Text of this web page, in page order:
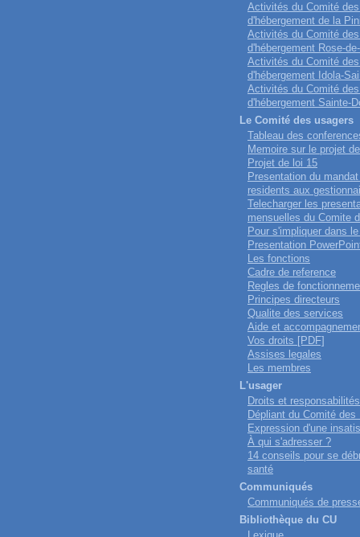
Activités du Comité
d'hébergement de la
Activités du Comité
d'hébergement Rose-
Activités du Comité
d'hébergement Idola-
Activités du Comité
d'hébergement Sainte-
Le Comité des usagers
Tableau des
Memoire sur le projet
Projet de loi 15
Presentation du
residents aux
Telecharger les
mensuelles du Comite
Pour s'impliquer dans
Presentation
Les fonctions
Cadre de reference
Regles de
Principes directeurs
Qualite des services
Aide et
Vos droits [PDF]
Assises legales
Les membres
L'usager
Droits et responsabilités
Dépliant du Comité
Expression d'une
À qui s'adresser ?
14 conseils pour se
santé
Communiqués
Communiqués de
Bibliothèque du CU